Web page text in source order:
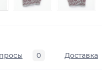
0 Доставка